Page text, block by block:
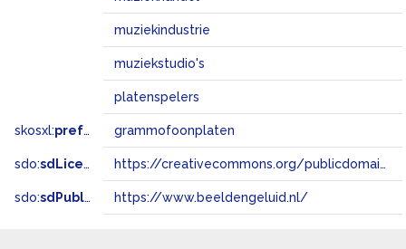
muziekindustrie
muziekstudio's
platenspelers
skosxl:prefLabel grammofoonplaten
sdo:sdLicense https://creativecommons.org/publicdomain/zero/1.0/
sdo:sdPublisher https://www.beeldengeluid.nl/